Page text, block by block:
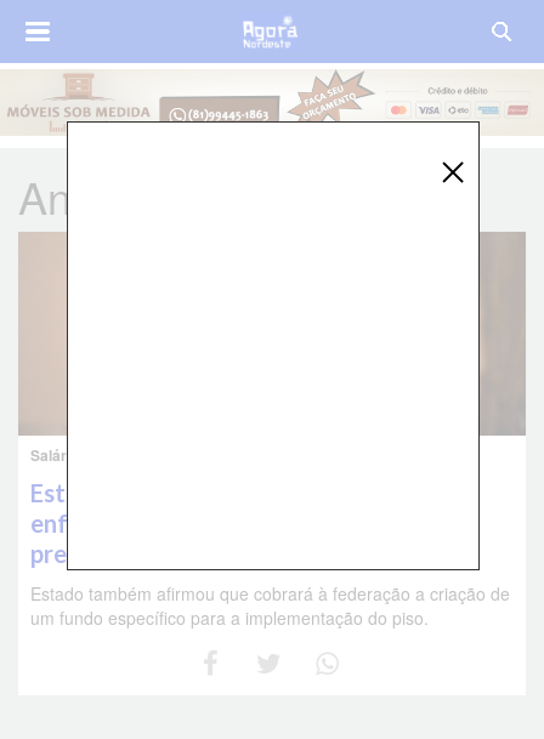
André Longo
Salário
Estado garante que repasse do piso da
enfermagem será pago conforme está
previsto em lei
Estado também afirmou que cobrará à federação a criação de
um fundo específico para a implementação do piso.